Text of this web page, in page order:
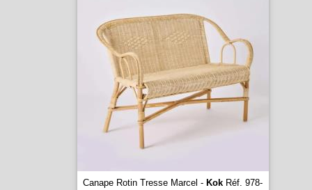
Canape Rotin Tresse Marcel - KokRéf. 978-